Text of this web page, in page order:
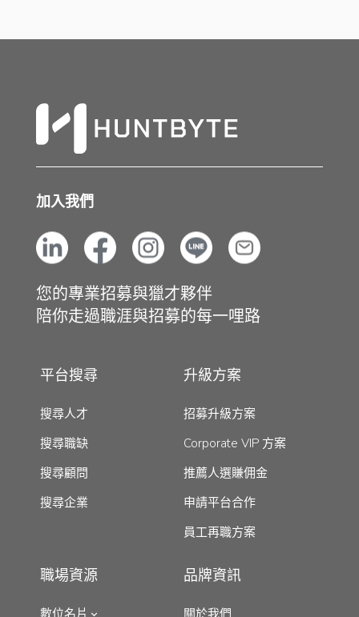
加入我們
您的專業招募與獵才夥伴
陪你走過職涯與招募的每一哩路
平台搜尋
搜尋人才
搜尋職缺
搜尋顧問
搜尋企業
升級方案
招募升級方案
Corporate VIP 方案
推薦人選賺佣金
申請平台合作
員工再職方案
職場資源
數位名片
品牌資訊
關於我們